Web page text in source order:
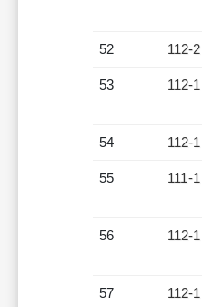
52 112-2
53 112-1
54 112-1
55 111-1
56 112-1
57 112-1